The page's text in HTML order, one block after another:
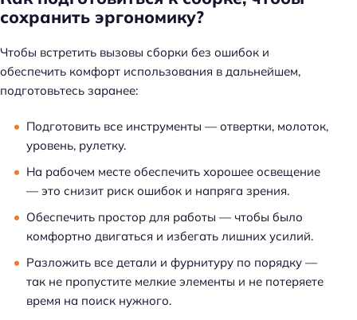
сохранить эргономику?
Чтобы встретить вызовы сборки без ошибок и
обеспечить комфорт использования в дальнейшем,
подготовьтесь заранее:
Подготовить все инструменты — отвертки, молоток,
уровень, рулетку.
На рабочем месте обеспечить хорошее освещение
— это снизит риск ошибок и напряга зрения.
Обеспечить простор для работы — чтобы было
комфортно двигаться и избегать лишних усилий.
Разложить все детали и фурнитуру по порядку —
так не пропустите мелкие элементы и не потеряете
время на поиск нужного.